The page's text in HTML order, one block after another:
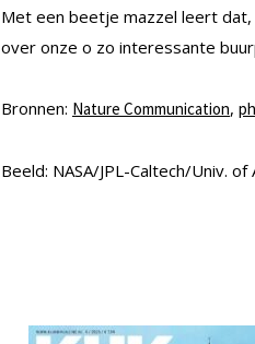
Met een beetje mazzel leert dat,
over onze o zo interessante
Bronnen: Nature Communication,
Beeld: NASA/JPL-Caltech/Univ. of